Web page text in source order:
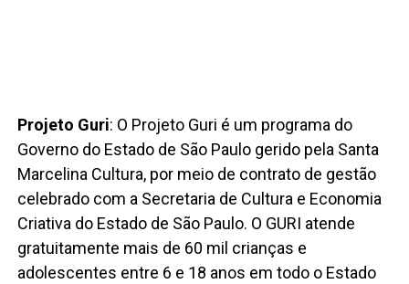
Projeto Guri: O Projeto Guri é um programa do
Governo do Estado de São Paulo gerido pela Santa
Marcelina Cultura, por meio de contrato de gestão
celebrado com a Secretaria de Cultura e Economia
Criativa do Estado de São Paulo. O GURI atende
gratuitamente mais de 60 mil crianças e
adolescentes entre 6 e 18 anos em todo o Estado